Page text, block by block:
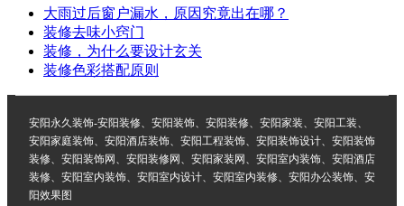
大雨过后窗户漏水，原因究竟出在哪？
装修去味小窍门
装修，为什么要设计玄关
装修色彩搭配原则
安阳永久装饰-安阳装修、安阳装饰、安阳装修、安阳家装、安阳工装、
安阳家庭装饰、安阳酒店装饰、安阳工程装饰、安阳装饰设计、安阳装饰
装修、安阳装饰网、安阳装修网、安阳家装网、安阳室内装饰、安阳酒店
装修、安阳室内装饰、安阳室内设计、安阳室内装修、安阳办公装饰、安
阳效果图